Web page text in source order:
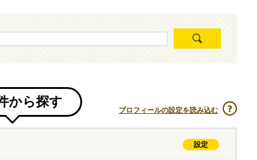
から探す
プロフィールの設定を読み込む
設定